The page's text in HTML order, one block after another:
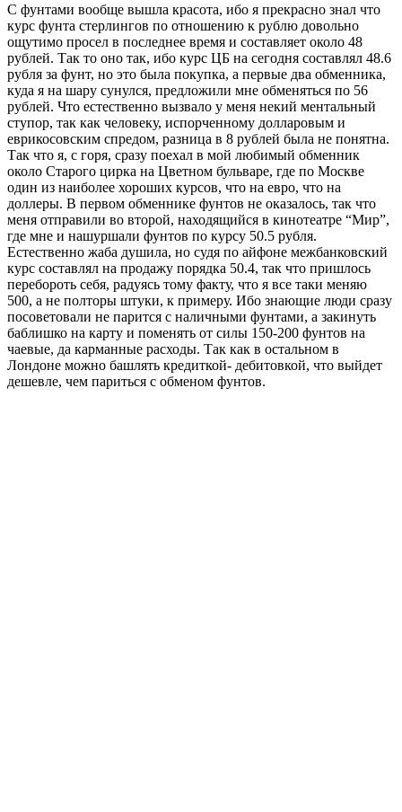
С фунтами вообще вышла красота, ибо я прекрасно знал что
курс фунта стерлингов по отношению к рублю довольно
ощутимо просел в последнее время и составляет около 48
рублей. Так то оно так, ибо курс ЦБ на сегодня составлял 48.6
рубля за фунт, но это была покупка, а первые два обменника,
куда я на шару сунулся, предложили мне обменяться по 56
рублей. Что естественно вызвало у меня некий ментальный
ступор, так как человеку, испорченному долларовым и
еврикосовским спредом, разница в 8 рублей была не понятна.
Так что я, с горя, сразу поехал в мой любимый обменник
около Старого цирка на Цветном бульваре, где по Москве
один из наиболее хороших курсов, что на евро, что на
доллеры. В первом обменнике фунтов не оказалось, так что
меня отправили во второй, находящийся в кинотеатре “Мир”,
где мне и нашуршали фунтов по курсу 50.5 рубля.
Естественно жаба душила, но судя по айфоне межбанковский
курс составлял на продажу порядка 50.4, так что пришлось
перебороть себя, радуясь тому факту, что я все таки меняю
500, а не полторы штуки, к примеру. Ибо знающие люди сразу
посоветовали не парится с наличными фунтами, а закинуть
баблишко на карту и поменять от силы 150-200 фунтов на
чаевые, да карманные расходы. Так как в остальном в
Лондоне можно башлять кредиткой- дебитовкой, что выйдет
дешевле, чем париться с обменом фунтов.